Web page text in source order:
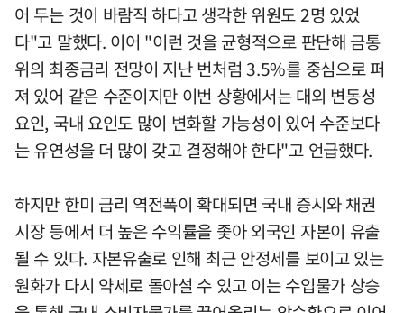
어 두는 것이 바람직 하다고 생각한 위원도 2명 있었
다"고 말했다. 이어 "이런 것을 균형적으로 판단해 금통
위의 최종금리 전망이 지난 번처럼 3.5%를 중심으로 퍼
져 있어 같은 수준이지만 이번 상황에서는 대외 변동성
요인, 국내 요인도 많이 변화할 가능성이 있어 수준보다
는 유연성을 더 많이 갖고 결정해야 한다"고 언급했다.
하지만 한미 금리 역전폭이 확대되면 국내 증시와 채권
시장 등에서 더 높은 수익률을 좇아 외국인 자본이 유출
될 수 있다. 자본유출로 인해 최근 안정세를 보이고 있는
원화가 다시 약세로 돌아설 수 있고 이는 수입물가 상승